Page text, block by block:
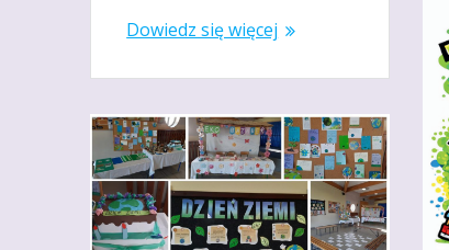
Dowiedz się więcej